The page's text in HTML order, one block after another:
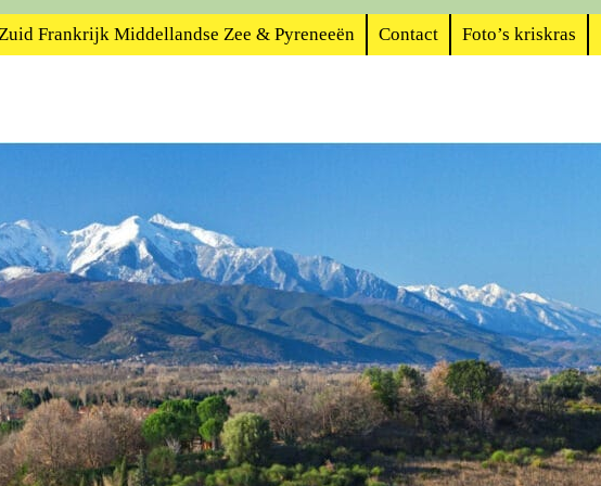
Frankrijk Middellandse Zee & Pyreneeën Contact Foto’s kriskras